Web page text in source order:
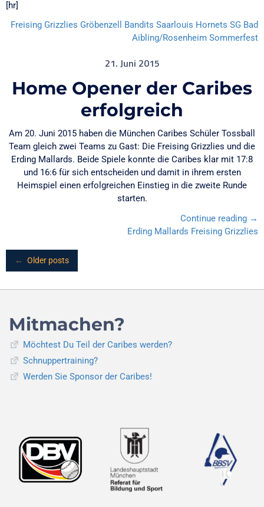
[hr]
Freising Grizzlies Gröbenzell Bandits Saarlouis Hornets SG Bad
Aibling/Rosenheim Sommerfest
21. Juni 2015
Home Opener der Caribes
erfolgreich
Am 20. Juni 2015 haben die München Caribes Schüler Tossball
Team gleich zwei Teams zu Gast: Die Freising Grizzlies und die
Erding Mallards. Beide Spiele konnte die Caribes klar mit 17:8
und 16:6 für sich entscheiden und damit in ihrem ersten
Heimspiel einen erfolgreichen Einstieg in die zweite Runde
starten.
Continue reading →
Erding Mallards Freising Grizzlies
Posts
navigation
← Older posts
Mitmachen?
Möchtest Du Teil der Caribes werden?
Schnuppertraining?
Werden Sie Sponsor der Caribes!